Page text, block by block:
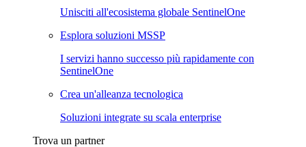
Unisciti all'ecosistema globale SentinelOne
Esplora soluzioni MSSP
I servizi hanno successo più rapidamente con
SentinelOne
Crea un'alleanza tecnologica
Soluzioni integrate su scala enterprise
Trova un partner